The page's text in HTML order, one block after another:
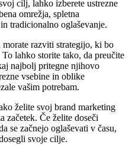
cilj, lahko izberete ustrezne
omrežja, spletna
tradicionalno oglaševanje.
morate razviti strategijo, ki bo
lahko storite tako, da preučite
najbolj pritegne njihovo
vsebine in oblike
vašim potrebam.
želite svoj brand marketing
začetek. Če želite doseči
se začnejo oglaševati v času,
svoje cilje.